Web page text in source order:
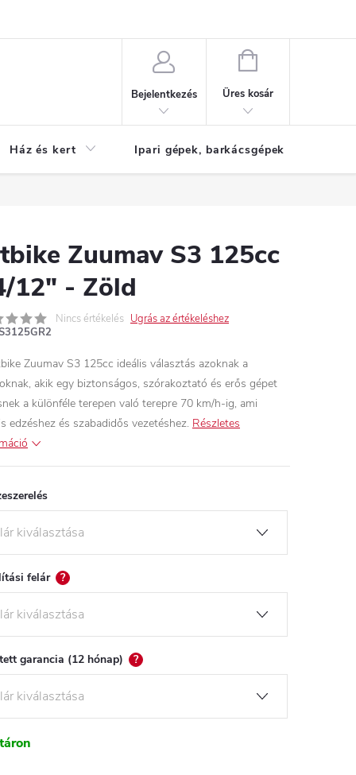
Bejelentkezés
KOSÁR
Üres kosár
Ház és kert Ipari gépek, barkácsgépek
Zuumav S3 125cc
12" - Zöld
Nincs értékelés Ugrás az értékeléshez
Zuumav S3 125cc ideális választás azoknak a
akik egy biztonságos, szórakoztató és erős gépet
a különféle terepen való terepre 70 km/h-ig, ami
edzéshez és szabadidős vezetéshez. Részletes
felár ?
garancia (12 hónap) ?